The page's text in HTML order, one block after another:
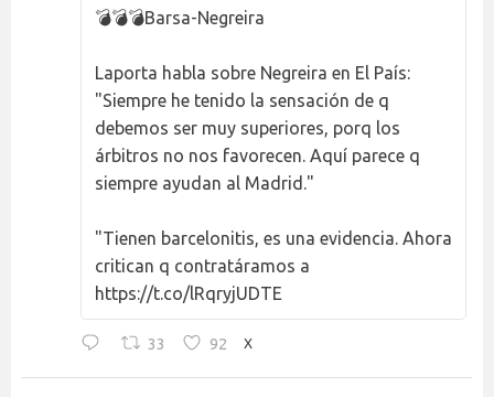
💣💣💣Barsa-Negreira
Laporta habla sobre Negreira en El País:
"Siempre he tenido la sensación de q
debemos ser muy superiores, porq los
árbitros no nos favorecen. Aquí parece q
siempre ayudan al Madrid."
"Tienen barcelonitis, es una evidencia. Ahora
critican q contratáramos a
https://t.co/lRqryjUDTE
33 92 X